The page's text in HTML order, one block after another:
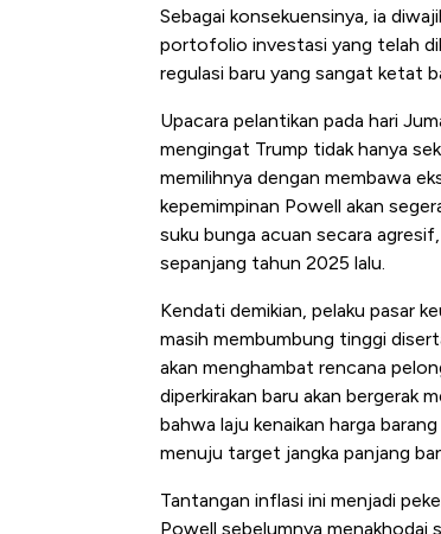
Sebagai konsekuensinya, ia
portofolio investasi yang telah
regulasi baru yang sangat ketat
Upacara pelantikan pada hari
mengingat Trump tidak hanya
memilihnya dengan membawa
kepemimpinan Powell akan
suku bunga acuan secara
sepanjang tahun 2025 lalu.
Kendati demikian, pelaku pasar
masih membumbung tinggi
akan menghambat rencana
diperkirakan baru akan bergerak
bahwa laju kenaikan harga
menuju target jangka panjang
Tantangan inflasi ini menjadi
Powell sebelumnya menakhodai